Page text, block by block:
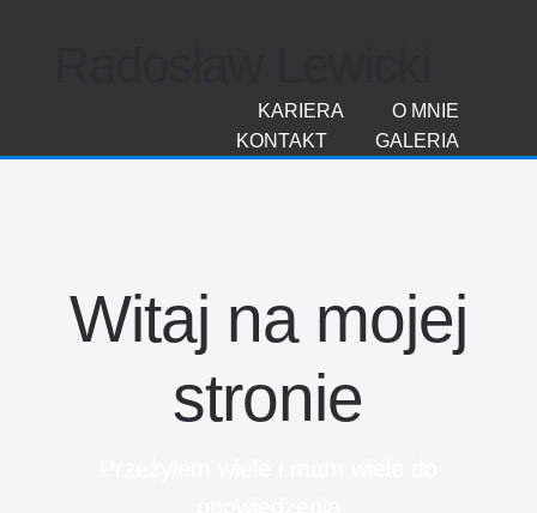
O MNIE
KARIERA
GALERIA
KONTAKT
Witaj na mojej
stronie